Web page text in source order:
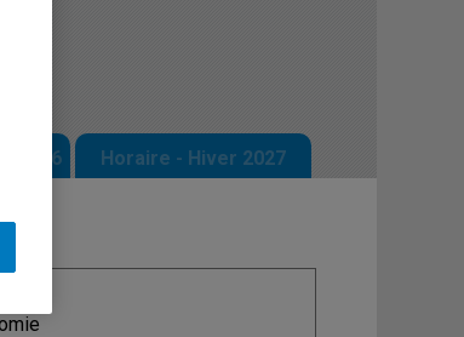
2026 Horaire - Hiver 2027